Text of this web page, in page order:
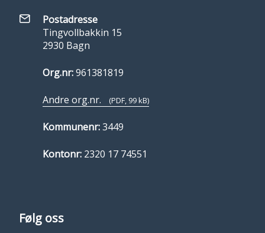
Postadresse
Tingvollbakkin 15
2930 Bagn
Org.nr:961381819
Andre org.nr. (PDF, 99 kB)
Kommunenr:3449
Kontonr: 2320 17 74551
Følg oss